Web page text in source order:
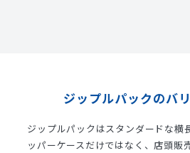
ジップルパックのバ
ジップルパックはスタンダードな横
ッパーケースだけではなく、 店頭販